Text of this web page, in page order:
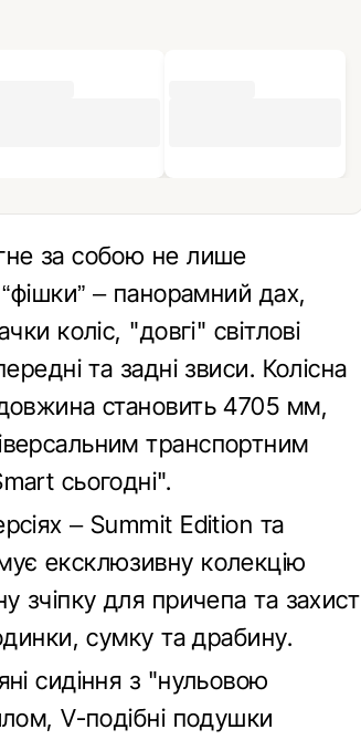
за собою не лише
– панорамний дах,
коліс, "довгі" світлові
та задні звиси. Колісна
становить 4705 мм,
транспортним
сьогодні".
– Summit Edition та
ексклюзивну колекцію
зчіпку для причепа та захист
сумку та драбину.
сидіння з "нульовою
V-подібні подушки